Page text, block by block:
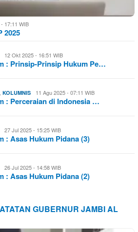
17:11 WIB
2025
12 Okt 2025 - 16:51 WIB
: Prinsip-Prinsip Hukum Pe…
KOLUMNIS 11 Agu 2025 - 07:11 WIB
: Perceraian di Indonesia …
27 Jul 2025 - 15:25 WIB
: Asas Hukum Pidana (3)
26 Jul 2025 - 14:58 WIB
: Asas Hukum Pidana (2)
GUBERNUR JAMBI AL